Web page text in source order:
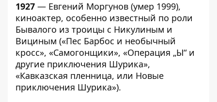
1927 — Евгений Моргунов (умер 1999),
киноактер, особенно известный по роли
Бывалого из троицы с Никулиным и
Вициным («Пес Барбос и необычный
кросс», «Самогонщики», «Операция „Ы“ и
другие приключения Шурика»,
«Кавказская пленница, или Новые
приключения Шурика»).